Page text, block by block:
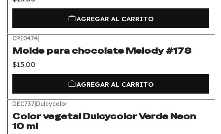
AGREGAR AL CARRITO
CRI0474|
Molde para chocolate Melody #178
$15.00
AGREGAR AL CARRITO
DEC737|Dulcycolor
Color vegetal Dulcycolor Verde Neon
10 ml